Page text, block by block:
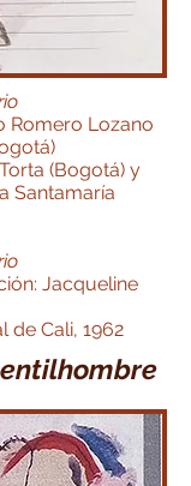
Romero Lozano
(Bogotá) y
Santamaría
Jacqueline
de Cali, 1962